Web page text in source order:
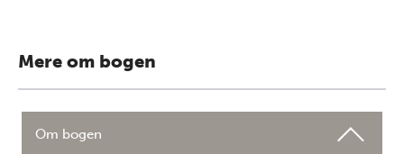
Mere om bogen
Om bogen